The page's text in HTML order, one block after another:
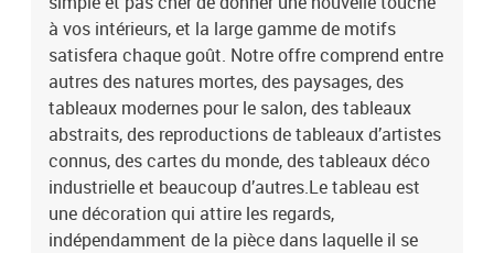
à vos intérieurs, et la large gamme de motifs
satisfera chaque goût. Notre offre comprend entre
autres des natures mortes, des paysages, des
tableaux modernes pour le salon, des tableaux
abstraits, des reproductions de tableaux d’artistes
connus, des cartes du monde, des tableaux déco
industrielle et beaucoup d’autres.Le tableau est
une décoration qui attire les regards,
indépendamment de la pièce dans laquelle il se